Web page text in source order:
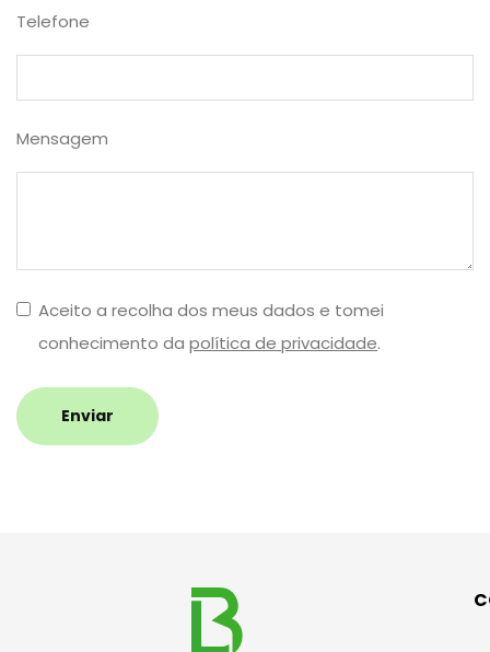
Telefone
Mensagem
Aceito a recolha dos meus dados e tomei
conhecimento da política de privacidade.
Enviar